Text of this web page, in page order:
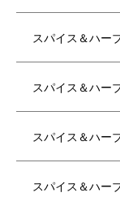
スパイス＆ハー
スパイス＆ハー
スパイス＆ハー
スパイス＆ハー